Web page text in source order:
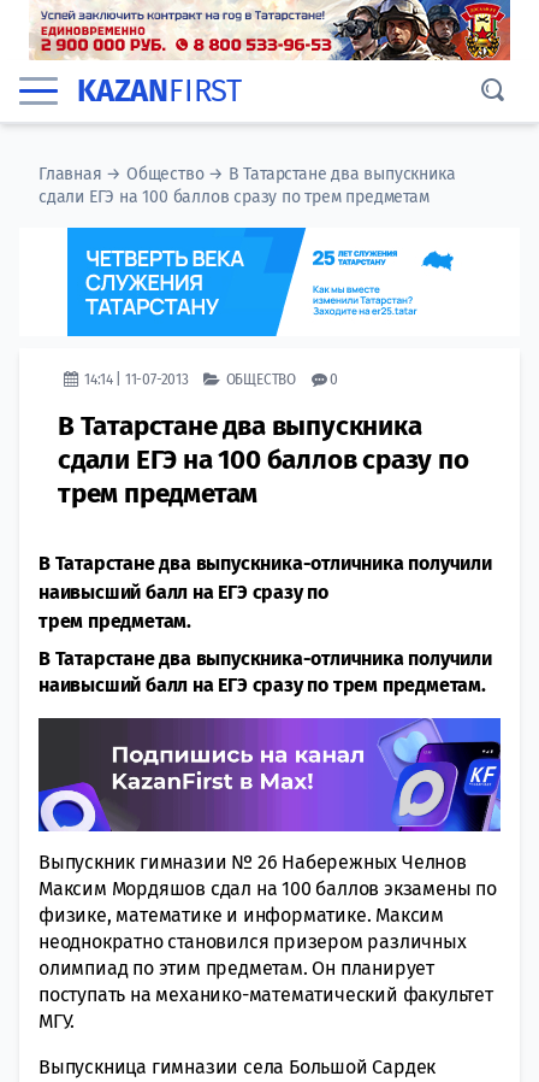
KAZANFIRST
Главная →Общество→ В Татарстане два выпускника
сдали ЕГЭ на 100 баллов сразу по трем предметам
14:14 | 11-07-2013 ОБЩЕСТВО 0
В Татарстане два выпускника
сдали ЕГЭ на 100 баллов сразу по
трем предметам
В Татарстане два выпускника-отличника получили
наивысший балл на ЕГЭ сразу по
трем предметам.
В Татарстане два выпускника-отличника получили
наивысший балл на ЕГЭ сразу по трем предметам.
Выпускник гимназии № 26 Набережных Челнов
Максим Мордяшов сдал на 100 баллов экзамены по
физике, математике и информатике. Максим
неоднократно становился призером различных
олимпиад по этим предметам. Он планирует
поступать на механико-математический факультет
МГУ.
Выпускница гимназии села Большой Сардек